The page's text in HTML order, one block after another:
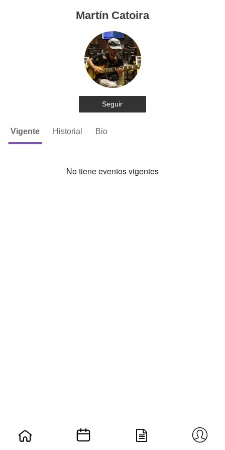
Martín Catoira
Seguir
Vigente Historial Bio
No tiene eventos vigentes